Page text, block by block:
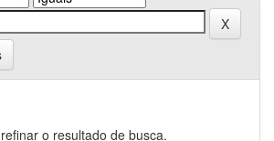
o resultado de busca.